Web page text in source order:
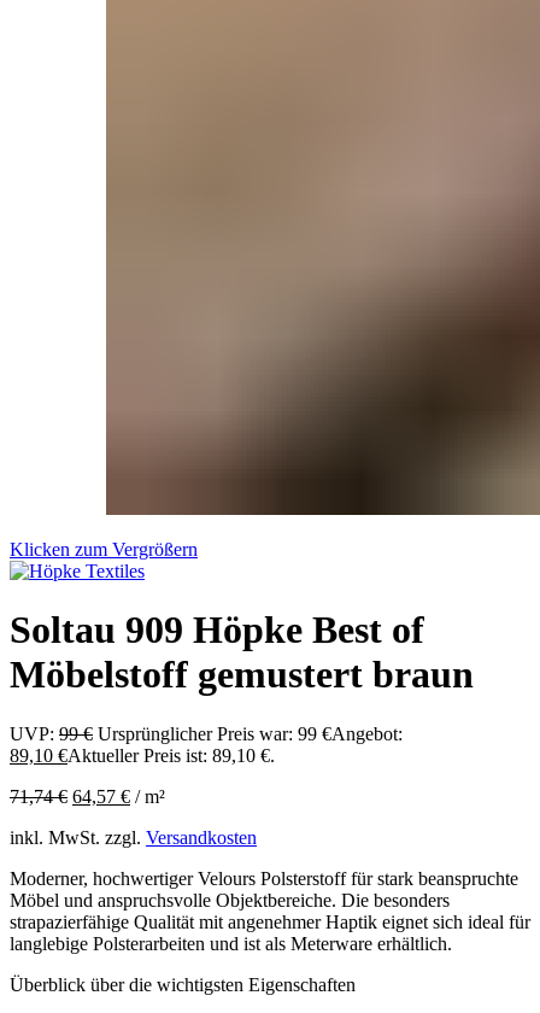
Klicken zum Vergrößern
Soltau 909 Höpke Best of
Möbelstoff gemustert braun
UVP: 99€ Ursprünglicher Preis war: 99 €Angebot:
89,10 €Aktueller Preis ist: 89,10 €.
71,74€ 64,57 € /m²
inkl. MwSt. zzgl. Versandkosten
Moderner, hochwertiger Velours Polsterstoff für stark beanspruchte
Möbel und anspruchsvolle Objektbereiche. Die besonders
strapazierfähige Qualität mit angenehmer Haptik eignet sich ideal für
langlebige Polsterarbeiten und ist als Meterware erhältlich.
Überblick über die wichtigsten Eigenschaften